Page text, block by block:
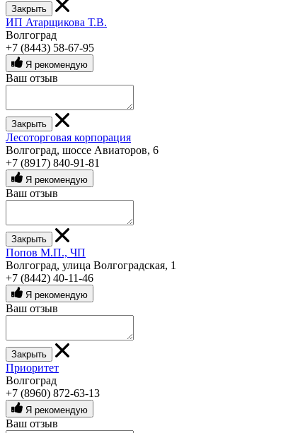
Закрыть
ИП Атарщикова Т.В.
Волгоград
+7 (8443) 58-67-95
Я рекомендую
Ваш отзыв
Закрыть
Лесоторговая корпорация
Волгоград, шоссе Авиаторов, 6
+7 (8917) 840-91-81
Я рекомендую
Ваш отзыв
Закрыть
Попов М.П., ЧП
Волгоград, улица Волгоградская, 1
+7 (8442) 40-11-46
Я рекомендую
Ваш отзыв
Закрыть
Приоритет
Волгоград
+7 (8960) 872-63-13
Я рекомендую
Ваш отзыв